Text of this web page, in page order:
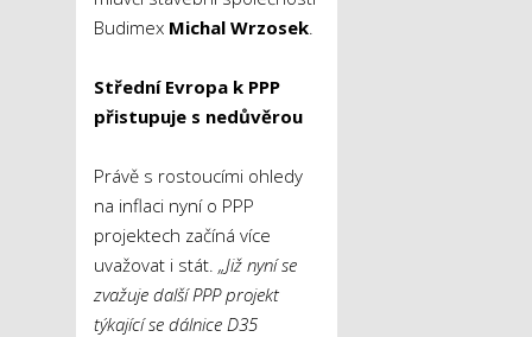
Budimex Michal Wrzosek
Střední Evropa k PPP
přistupuje s nedůvěrou
Právě s rostoucími ohledy
na inflaci nyní o PPP
projektech začíná více
uvažovat i stát. „Již nyní se
zvažuje další PPP projekt
týkající se dálnice D35